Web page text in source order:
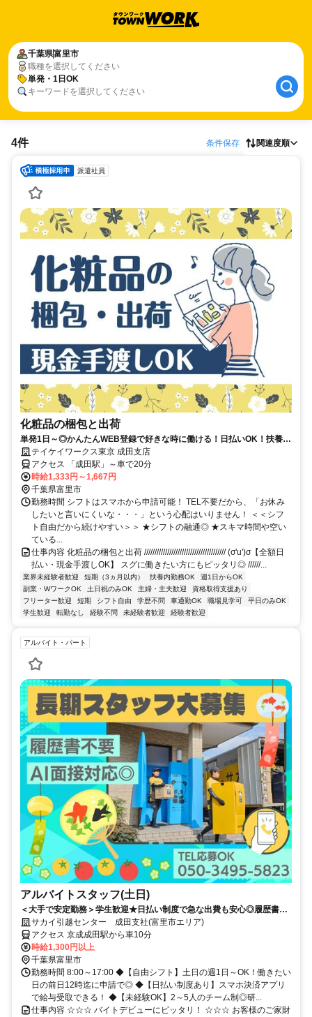
千葉県富里市
職種を選択してください
単発・1日OK
キーワードを選択してください
4件 条件保存 関連度順
派遣社員
化粧品の梱包と出荷
単発1日～◎かんたんWEB登録で好きな時に働ける！日払いOK！扶養内
やWワーク◎
テイケイワークス東京 成田支店
アクセス 「成田駅」～車で20分
時給1,333円～1,667円
千葉県富里市
勤務時間 シフトはスマホから申請可能！ TEL不要だから、「お休み
したいと言いにくいな・・・」という心配はいりません！ ＜＜シフ
ト自由だから続けやすい＞＞ ★シフトの融通◎ ★スキマ時間や空い
ている...
仕事内容 化粧品の梱包と出荷 /////////////////////////////////////// (σ'u')σ【全額日
払い・現金手渡しOK】 スグに働きたい方にもピッタリ◎ //////...
業界未経験者歓迎 短期（3ヵ月以内） 扶養内勤務OK
週1日からOK
副業・WワークOK
土日祝のみOK 主婦・主夫歓迎
資格取得支援あり
フリーター歓迎
短期 シフト自由 学歴不問 車通勤OK 職場見学可
平日のみOK
学生歓迎
転勤なし 経験不問 未経験者歓迎 経験者歓迎
アルバイト・パート
アルバイトスタッフ(土日)
＜大手で安定勤務＞学生歓迎★日払い制度で急な出費も安心◎履歴書不
要！サカイ引越センター 成田支社(富里市エリア)
アクセス 京成成田駅から車10分
時給1,300円以上
千葉県富里市
勤務時間 8:00～17:00 ◆【自由シフト】土日の週1日～OK！働きたい
日の前日12時迄に申請で◎ ◆【日払い制度あり】スマホ決済アプリ
で給与受取できる！ ◆【未経験OK】2～5人のチーム制◎研...
仕事内容 ☆☆☆ バイトデビューにピッタリ！ ☆☆☆ お客様のご家財